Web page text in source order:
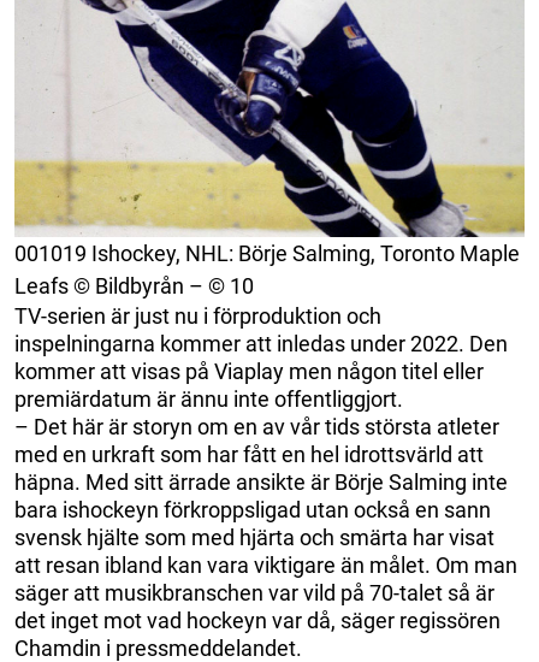
001019 Ishockey, NHL: Börje Salming, Toronto Maple
Leafs © Bildbyrån – © 10
TV-serien är just nu i förproduktion och
inspelningarna kommer att inledas under 2022. Den
kommer att visas på Viaplay men någon titel eller
premiärdatum är ännu inte offentliggjort.
– Det här är storyn om en av vår tids största atleter
med en urkraft som har fått en hel idrottsvärld att
häpna. Med sitt ärrade ansikte är Börje Salming inte
bara ishockeyn förkroppsligad utan också en sann
svensk hjälte som med hjärta och smärta har visat
att resan ibland kan vara viktigare än målet. Om man
säger att musikbranschen var vild på 70-talet så är
det inget mot vad hockeyn var då, säger regissören
Chamdin i pressmeddelandet.